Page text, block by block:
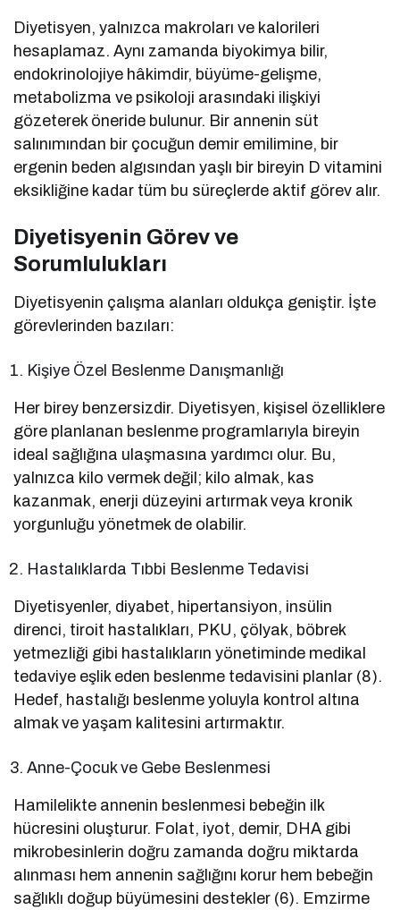
Diyetisyen, yalnızca makroları ve kalorileri
hesaplamaz. Aynı zamanda biyokimya bilir,
endokrinolojiye hâkimdir, büyüme-gelişme,
metabolizma ve psikoloji arasındaki ilişkiyi
gözeterek öneride bulunur. Bir annenin süt
salınımından bir çocuğun demir emilimine, bir
ergenin beden algısından yaşlı bir bireyin D vitamini
eksikliğine kadar tüm bu süreçlerde aktif görev alır.
Diyetisyenin Görev ve
Sorumlulukları
Diyetisyenin çalışma alanları oldukça geniştir. İşte
görevlerinden bazıları:
Kişiye Özel Beslenme Danışmanlığı
Her birey benzersizdir. Diyetisyen, kişisel özelliklere
göre planlanan beslenme programlarıyla bireyin
ideal sağlığına ulaşmasına yardımcı olur. Bu,
yalnızca kilo vermek değil; kilo almak, kas
kazanmak, enerji düzeyini artırmak veya kronik
yorgunluğu yönetmek de olabilir.
Hastalıklarda Tıbbi Beslenme Tedavisi
Diyetisyenler, diyabet, hipertansiyon, insülin
direnci, tiroit hastalıkları, PKU, çölyak, böbrek
yetmezliği gibi hastalıkların yönetiminde medikal
tedaviye eşlik eden beslenme tedavisini planlar (8).
Hedef, hastalığı beslenme yoluyla kontrol altına
almak ve yaşam kalitesini artırmaktır.
Anne-Çocuk ve Gebe Beslenmesi
Hamilelikte annenin beslenmesi bebeğin ilk
hücresini oluşturur. Folat, iyot, demir, DHA gibi
mikrobesinlerin doğru zamanda doğru miktarda
alınması hem annenin sağlığını korur hem bebeğin
sağlıklı doğup büyümesini destekler (6). Emzirme